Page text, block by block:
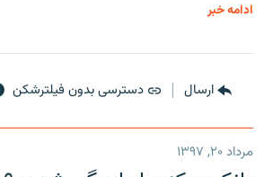
ادامه خبر
ارسال دسترسی بدون فیلترشکن
مرداد ۲۰, ۱۳۹۷